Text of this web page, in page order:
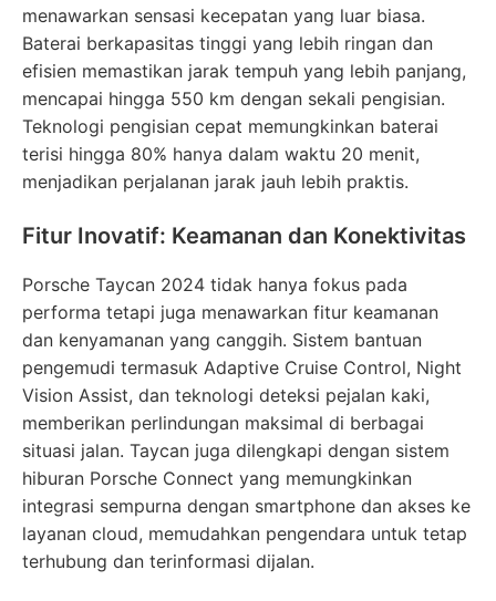
menawarkan sensasi kecepatan yang luar biasa.
Baterai berkapasitas tinggi yang lebih ringan dan
efisien memastikan jarak tempuh yang lebih panjang,
mencapai hingga 550 km dengan sekali pengisian.
Teknologi pengisian cepat memungkinkan baterai
terisi hingga 80% hanya dalam waktu 20 menit,
menjadikan perjalanan jarak jauh lebih praktis.
Fitur Inovatif: Keamanan dan Konektivitas
Porsche Taycan 2024 tidak hanya fokus pada
performa tetapi juga menawarkan fitur keamanan
dan kenyamanan yang canggih. Sistem bantuan
pengemudi termasuk Adaptive Cruise Control, Night
Vision Assist, dan teknologi deteksi pejalan kaki,
memberikan perlindungan maksimal di berbagai
situasi jalan. Taycan juga dilengkapi dengan sistem
hiburan Porsche Connect yang memungkinkan
integrasi sempurna dengan smartphone dan akses ke
layanan cloud, memudahkan pengendara untuk tetap
terhubung dan terinformasi dijalan.